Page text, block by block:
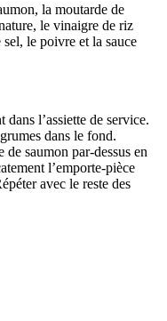
la moutarde de
le vinaigre de riz
le poivre et la sauce
dans l’assiette de service.
dans le fond.
saumon par-dessus en
l’emporte-pièce
avec le reste des